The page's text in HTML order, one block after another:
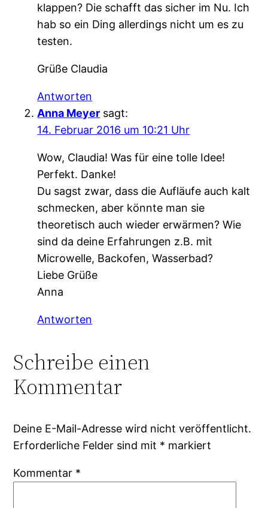
klappen? Die schafft das sicher im Nu. Ich
hab so ein Ding allerdings nicht um es zu
testen.
Grüße Claudia
Antworten
Anna Meyer sagt:
14. Februar 2016 um 10:21 Uhr
Wow, Claudia! Was für eine tolle Idee!
Perfekt. Danke!
Du sagst zwar, dass die Aufläufe auch kalt
schmecken, aber könnte man sie
theoretisch auch wieder erwärmen? Wie
sind da deine Erfahrungen z.B. mit
Microwelle, Backofen, Wasserbad?
Liebe Grüße
Anna
Antworten
Schreibe einen
Kommentar
Deine E-Mail-Adresse wird nicht veröffentlicht.
Erforderliche Felder sind mit * markiert
Kommentar *